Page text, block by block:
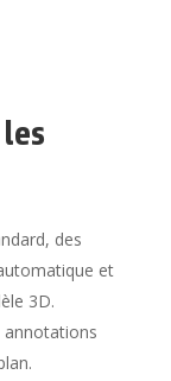
des
et
3D.
annotations